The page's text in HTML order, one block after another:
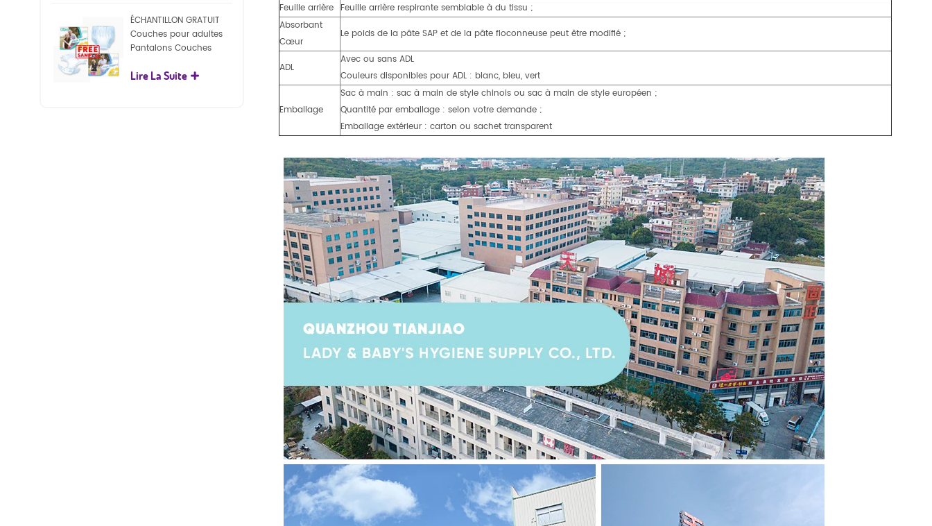
Feuille arrière Feuille arrière respirante semblable à du tissu ;
Absorbant
Cœur
Le poids de la pâte SAP et de la pâte floconneuse peut être modifié ;
ADL
Avec ou sans ADL
Couleurs disponibles pour ADL : blanc, bleu, vert
Emballage
Sac à main : sac à main de style chinois ou sac à main de style européen ;
Quantité par emballage : selon votre demande ;
Emballage extérieur : carton ou sachet transparent
ÉCHANTILLON GRATUIT
Couches pour adultes
Pantalons Couches
pour adultes
Lire La Suite